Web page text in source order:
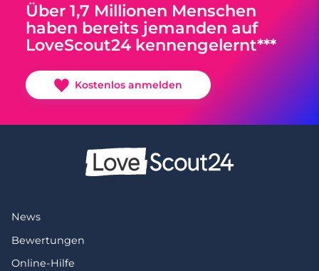
Über 1,7 Millionen Menschen
haben bereits jemanden auf
LoveScout24 kennengelernt***
Kostenlos anmelden
News
Bewertungen
Online-Hilfe